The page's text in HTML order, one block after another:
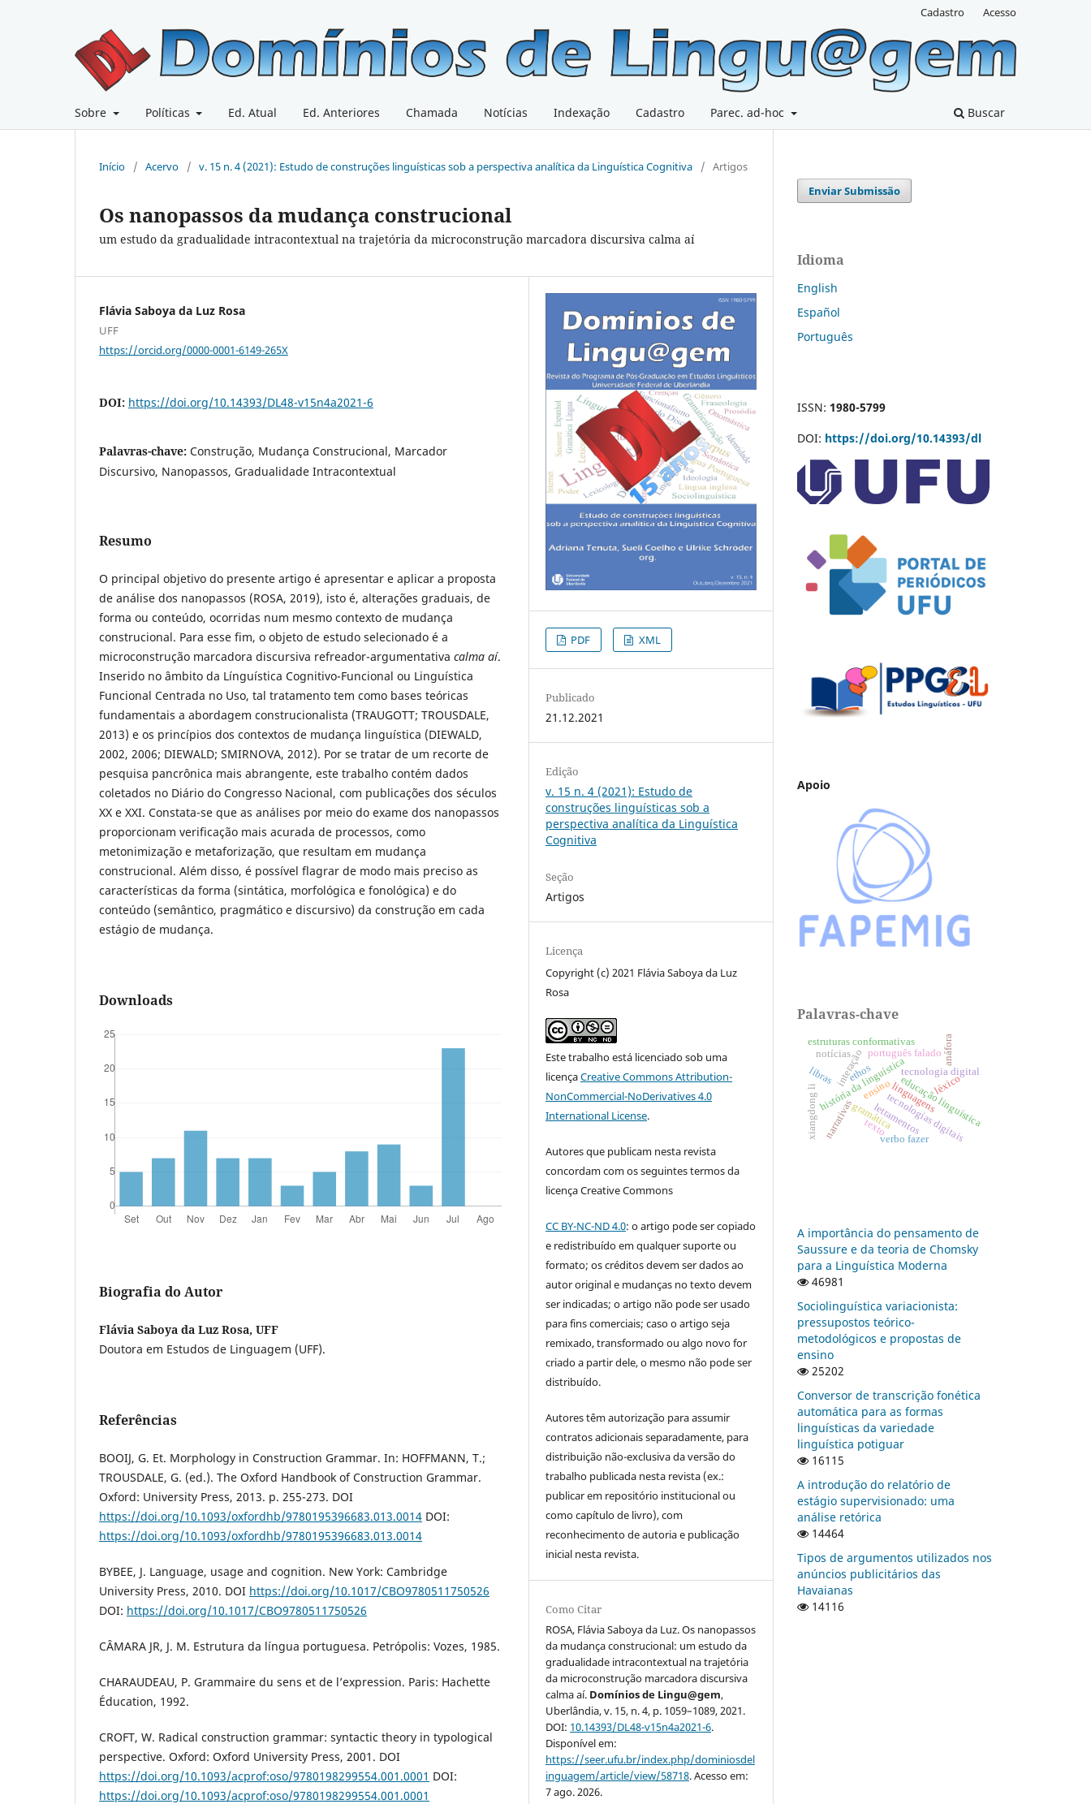
Sobre Políticas Ed. Atual Ed. Anteriores Chamada Notícias Indexação Cadastro Parec. ad-hoc Buscar
Cadastro Acesso
Início / Acervo / v. 15 n. 4 (2021): Estudo de construções linguísticas sob a perspectiva analítica da Linguística Cognitiva / Artigos
Os nanopassos da mudança construcional
um estudo da gradualidade intracontextual na trajetória da microconstrução marcadora discursiva calma aí
Flávia Saboya da Luz Rosa
UFF
https://orcid.org/0000-0001-6149-265X
DOI: https://doi.org/10.14393/DL48-v15n4a2021-6
Palavras-chave: Construção, Mudança Construcional, Marcador
Discursivo, Nanopassos, Gradualidade Intracontextual
Resumo
O principal objetivo do presente artigo é apresentar e aplicar a proposta
de análise dos nanopassos (ROSA, 2019), isto é, alterações graduais, de
forma ou conteúdo, ocorridas num mesmo contexto de mudança
construcional. Para esse fim, o objeto de estudo selecionado é a
microconstrução marcadora discursiva refreador-argumentativa calma aí.
Inserido no âmbito da Línguística Cognitivo-Funcional ou Linguística
Funcional Centrada no Uso, tal tratamento tem como bases teóricas
fundamentais a abordagem construcionalista (TRAUGOTT; TROUSDALE,
2013) e os princípios dos contextos de mudança linguística (DIEWALD,
2002, 2006; DIEWALD; SMIRNOVA, 2012). Por se tratar de um recorte de
pesquisa pancrônica mais abrangente, este trabalho contém dados
coletados no Diário do Congresso Nacional, com publicações dos séculos
XX e XXI. Constata-se que as análises por meio do exame dos nanopassos
proporcionam verificação mais acurada de processos, como
metonimização e metaforização, que resultam em mudança
construcional. Além disso, é possível flagrar de modo mais preciso as
características da forma (sintática, morfológica e fonológica) e do
conteúdo (semântico, pragmático e discursivo) da construção em cada
estágio de mudança.
Downloads
Biografia do Autor
Flávia Saboya da Luz Rosa, UFF
Doutora em Estudos de Linguagem (UFF).
Referências
BOOIJ, G. Et. Morphology in Construction Grammar. In: HOFFMANN, T.;
TROUSDALE, G. (ed.). The Oxford Handbook of Construction Grammar.
Oxford: University Press, 2013. p. 255-273. DOI
https://doi.org/10.1093/oxfordhb/9780195396683.013.0014 DOI:
https://doi.org/10.1093/oxfordhb/9780195396683.013.0014
BYBEE, J. Language, usage and cognition. New York: Cambridge
University Press, 2010. DOI https://doi.org/10.1017/CBO9780511750526
DOI: https://doi.org/10.1017/CBO9780511750526
CÂMARA JR, J. M. Estrutura da língua portuguesa. Petrópolis: Vozes, 1985.
CHARAUDEAU, P. Grammaire du sens et de l’expression. Paris: Hachette
Éducation, 1992.
CROFT, W. Radical construction grammar: syntactic theory in typological
perspective. Oxford: Oxford University Press, 2001. DOI
https://doi.org/10.1093/acprof:oso/9780198299554.001.0001 DOI:
https://doi.org/10.1093/acprof:oso/9780198299554.001.0001
PDF XML
Publicado
21.12.2021
Edição
v. 15 n. 4 (2021): Estudo de
construções linguísticas sob a
perspectiva analítica da Linguística
Cognitiva
Seção
Artigos
Licença
Copyright (c) 2021 Flávia Saboya da Luz
Rosa
Este trabalho está licenciado sob uma
licençaCreative Commons Attribution-
NonCommercial-NoDerivatives 4.0
International License.
Autores que publicam nesta revista
concordam com os seguintes termos da
licença Creative Commons
CC BY-NC-ND 4.0: o artigo pode ser copiado
e redistribuído em qualquer suporte ou
formato; os créditos devem ser dados ao
autor original e mudanças no texto devem
ser indicadas; o artigo não pode ser usado
para fins comerciais; caso o artigo seja
remixado, transformado ou algo novo for
criado a partir dele, o mesmo não pode ser
distribuído.
Autores têm autorização para assumir
contratos adicionais separadamente, para
distribuição não-exclusiva da versão do
trabalho publicada nesta revista (ex.:
publicar em repositório institucional ou
como capítulo de livro), com
reconhecimento de autoria e publicação
inicial nesta revista.
Como Citar
ROSA, Flávia Saboya da Luz. Os nanopassos
da mudança construcional: um estudo da
gradualidade intracontextual na trajetória
da microconstrução marcadora discursiva
calma aí. Domínios de Lingu@gem,
Uberlândia, v. 15, n. 4, p. 1059–1089, 2021.
DOI: 10.14393/DL48-v15n4a2021-6.
Disponível em:
https://seer.ufu.br/index.php/dominiosdel
inguagem/article/view/58718. Acesso em:
7 ago. 2026.
Enviar Submissão
Idioma
English
Español
Português
ISSN: 1980-5799
DOI: https://doi.org/10.14393/dl
Apoio
Palavras-chave
linguagens
letramentos
ensino
tecnologia digital
gramática
história da linguística
português falado
texto educação linguística
tecnologias digitais
xiangdong linarrativas
interação
verbo fazer
anáfora
estruturas conformativas
ethos léxico
libras
notícias
A importância do pensamento de
Saussure e da teoria de Chomsky
para a Linguística Moderna
46981
Sociolinguística variacionista:
pressupostos teórico-
metodológicos e propostas de
ensino
25202
Conversor de transcrição fonética
automática para as formas
linguísticas da variedade
linguística potiguar
16115
A introdução do relatório de
estágio supervisionado: uma
análise retórica
14464
Tipos de argumentos utilizados nos
anúncios publicitários das
Havaianas
14116